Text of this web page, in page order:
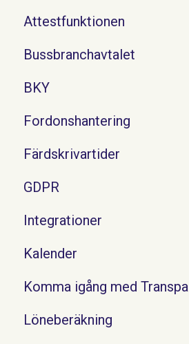
Attestfunktionen
Bussbranchavtalet
BKY
Fordonshantering
Färdskrivartider
GDPR
Integrationer
Kalender
Komma igång med Transpa
Löneberäkning